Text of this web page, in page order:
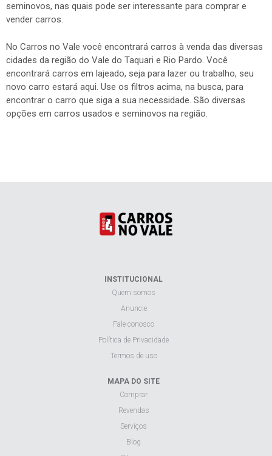
seminovos, nas quais pode ser interessante para comprar e
vender carros.
No Carros no Vale você encontrará carros à venda das diversas
cidades da região do Vale do Taquari e Rio Pardo. Você
encontrará carros em lajeado, seja para lazer ou trabalho, seu
novo carro estará aqui. Use os filtros acima, na busca, para
encontrar o carro que siga a sua necessidade. São diversas
opções em carros usados e seminovos na região.
INSTITUCIONAL
Quem somos
Anuncie
Fale conosco
Política de Privacidade
Termos de uso
MAPA DO SITE
Comprar
Revendas
Serviços
Blog